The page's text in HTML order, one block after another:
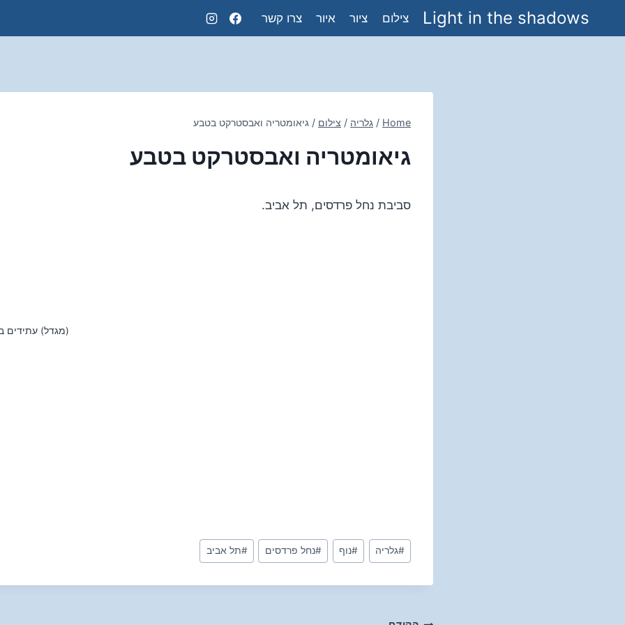
Light in the shadows צילום ציור איור צרו קשר
Home
/ גלריה / צילום / גיאומטריה ואבסטרקט בטבע
גיאומטריה ואבסטרקט בטבע
סביבת נחל פרדסים, תל אביב.
(מגדל) עתידים
Post
Tags:
#גלריה #נוף #נחל פרדסים #תל אביב